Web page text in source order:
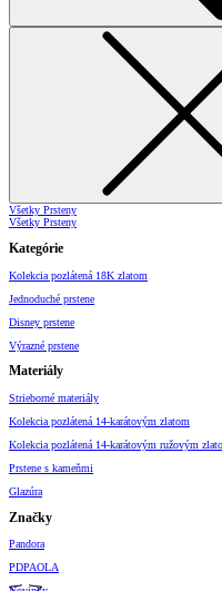
Všetky Prsteny
Všetky Prsteny
Kategórie
Kolekcia pozlátená 18K zlatom
Jednoduché prstene
Disney prstene
Výrazné prstene
Materiály
Strieborné materiály
Kolekcia pozlátená 14-karátovým zlatom
Kolekcia pozlátená 14-karátovým ružovým
Prstene s kameňmi
Glazúra
Značky
Pandora
PDPAOLA